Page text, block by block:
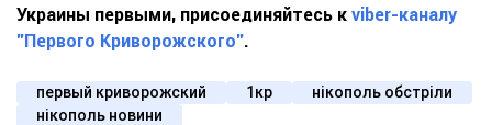
Украины первыми, присоединяйтесь к viber-каналу
"Первого Криворожского".
первый криворожский 1кр
нікополь обстріли
нікополь новини